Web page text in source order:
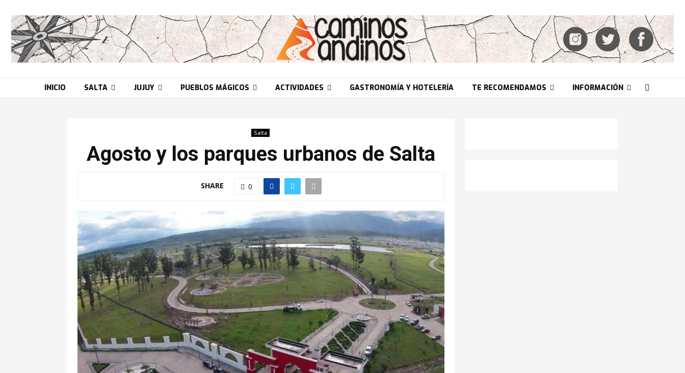
INICIO SALTA JUJUY PUEBLOS MÁGICOS ACTIVIDADES GASTRONOMÍA Y HOTELERÍA TE RECOMENDAMOS INFORMACIÓN
Salta
Agosto y los parques urbanos de Salta
SHARE 0